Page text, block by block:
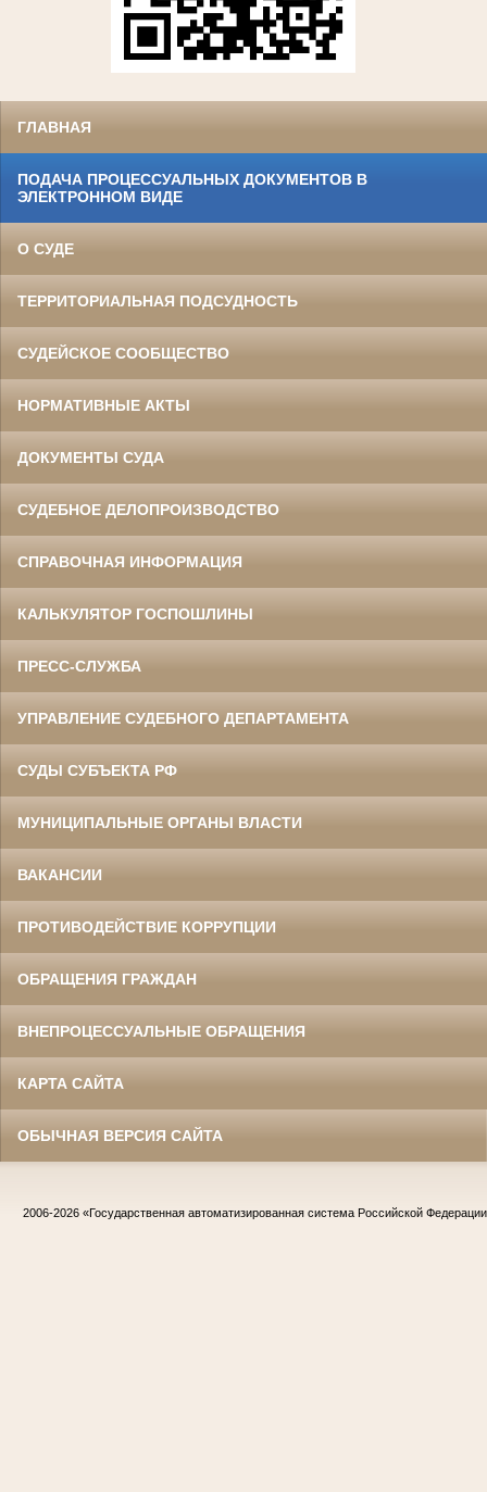
ГЛАВНАЯ
ПОДАЧА ПРОЦЕССУАЛЬНЫХ ДОКУМЕНТОВ В
ЭЛЕКТРОННОМ ВИДЕ
О СУДЕ
ТЕРРИТОРИАЛЬНАЯ ПОДСУДНОСТЬ
СУДЕЙСКОЕ СООБЩЕСТВО
НОРМАТИВНЫЕ АКТЫ
ДОКУМЕНТЫ СУДА
СУДЕБНОЕ ДЕЛОПРОИЗВОДСТВО
СПРАВОЧНАЯ ИНФОРМАЦИЯ
КАЛЬКУЛЯТОР ГОСПОШЛИНЫ
ПРЕСС-СЛУЖБА
УПРАВЛЕНИЕ СУДЕБНОГО ДЕПАРТАМЕНТА
СУДЫ СУБЪЕКТА РФ
МУНИЦИПАЛЬНЫЕ ОРГАНЫ ВЛАСТИ
ВАКАНСИИ
ПРОТИВОДЕЙСТВИЕ КОРРУПЦИИ
ОБРАЩЕНИЯ ГРАЖДАН
ВНЕПРОЦЕССУАЛЬНЫЕ ОБРАЩЕНИЯ
КАРТА САЙТА
ОБЫЧНАЯ ВЕРСИЯ САЙТА
2006-2026 «Государственная автоматизированная система Российской